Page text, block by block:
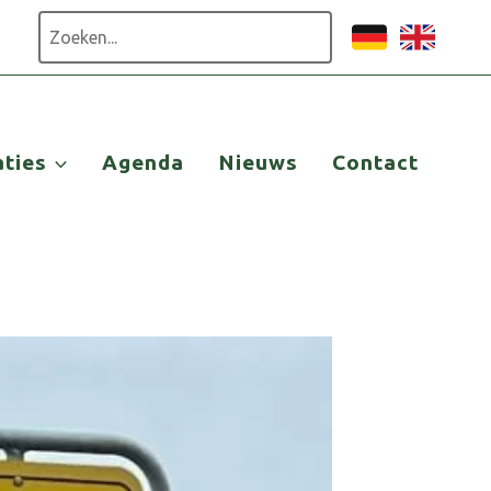
Agenda Nieuws Contact